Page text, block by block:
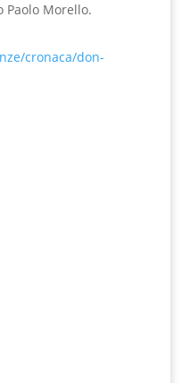
Paolo Morello.
cronaca/don-